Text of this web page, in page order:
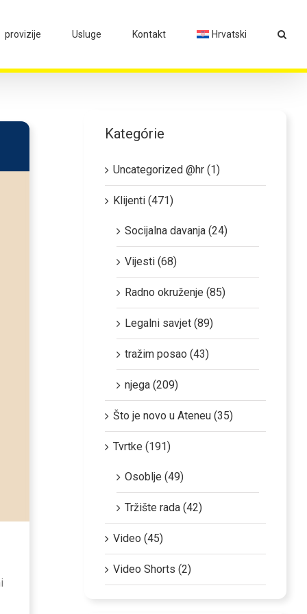
provizije Usluge Kontakt Hrvatski
Kategórie
Uncategorized @hr (1)
Klijenti (471)
Socijalna davanja (24)
Vijesti (68)
Radno okruženje (85)
Legalni savjet (89)
tražim posao (43)
njega (209)
Što je novo u Ateneu (35)
Tvrtke (191)
Osoblje (49)
Tržište rada (42)
Video (45)
Video Shorts (2)